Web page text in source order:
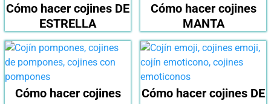
Cómo hacer cojines DE
ESTRELLA
Cómo hacer cojines
MANTA
Cómo hacer cojines
Cómo hacer cojines DE